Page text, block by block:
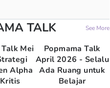
TALK See More
Mei
Alpha
Popmama Talk
April 2026 - Selalu
Ada Ruang untuk
Belajar